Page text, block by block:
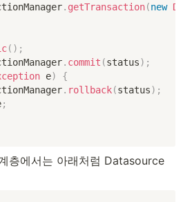
. getTransaction(new
( ) ;
. commit (status) ;
e)
{
. rollback(status) ;
;
층에서는 아래처럼 Datasource